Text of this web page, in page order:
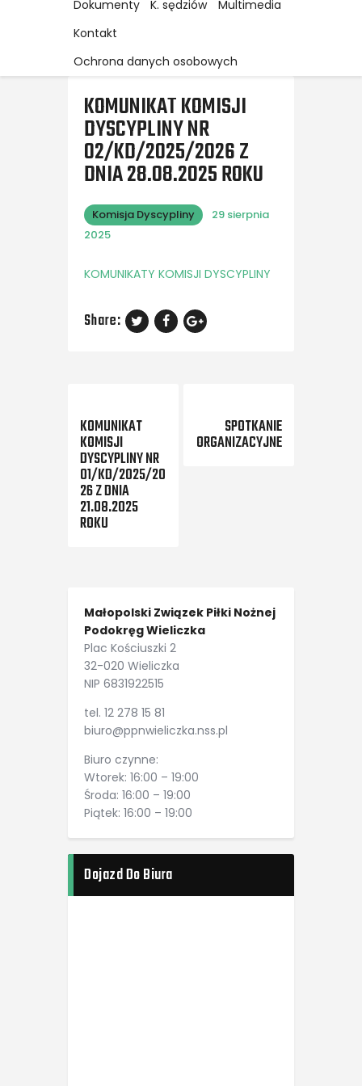
Dokumenty
K. sędziów
Multimedia
Kontakt
Ochrona danych osobowych
KOMUNIKAT KOMISJI
DYSCYPLINY NR
02/KD/2025/2026 Z
DNIA 28.08.2025 ROKU
Komisja Dyscypliny
29 sierpnia
2025
KOMUNIKATY KOMISJI DYSCYPLINY
Share:
KOMUNIKAT
KOMISJI
DYSCYPLINY NR
01/KD/2025/20
26 Z DNIA
21.08.2025
ROKU
SPOTKANIE
ORGANIZACYJNE
Małopolski Związek Piłki Nożnej
Podokręg Wieliczka
Plac Kościuszki 2
32-020 Wieliczka
NIP 6831922515
tel. 12 278 15 81
biuro@ppnwieliczka.nss.pl
Biuro czynne:
Wtorek: 16:00 – 19:00
Środa: 16:00 – 19:00
Piątek: 16:00 – 19:00
Dojazd Do Biura